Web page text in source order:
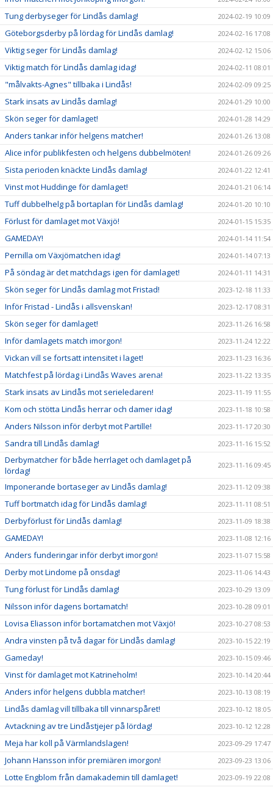
Tung derbyseger för Lindås damlag! 2024-02-19 10:09
Göteborgsderby på lördag för Lindås damlag! 2024-02-16 17:08
Viktig seger för Lindås damlag! 2024-02-12 15:06
Viktig match för Lindås damlag idag! 2024-02-11 08:01
"målvakts-Agnes" tillbaka i Lindås! 2024-02-09 09:25
Stark insats av Lindås damlag! 2024-01-29 10:00
Skön seger för damlaget! 2024-01-28 14:29
Anders tankar inför helgens matcher! 2024-01-26 13:08
Alice inför publikfesten och helgens dubbelmöten! 2024-01-26 09:26
Sista perioden knäckte Lindås damlag! 2024-01-22 12:41
Vinst mot Huddinge för damlaget! 2024-01-21 06:14
Tuff dubbelhelg på bortaplan för Lindås damlag! 2024-01-20 10:10
Förlust för damlaget mot Växjö! 2024-01-15 15:35
GAMEDAY! 2024-01-14 11:54
Pernilla om Växjömatchen idag! 2024-01-14 07:13
På söndag är det matchdags igen för damlaget! 2024-01-11 14:31
Skön seger för Lindås damlag mot Fristad! 2023-12-18 11:33
Inför Fristad - Lindås i allsvenskan! 2023-12-17 08:31
Skön seger för damlaget! 2023-11-26 16:58
Inför damlagets match imorgon! 2023-11-24 12:22
Vickan vill se fortsatt intensitet i laget! 2023-11-23 16:36
Matchfest på lördag i Lindås Waves arena! 2023-11-22 13:35
Stark insats av Lindås mot serieledaren! 2023-11-19 11:55
Kom och stötta Lindås herrar och damer idag! 2023-11-18 10:58
Anders Nilsson inför derbyt mot Partille! 2023-11-17 20:30
Sandra till Lindås damlag! 2023-11-16 15:52
Derbymatcher för både herrlaget och damlaget på
lördag!
2023-11-16 09:45
Imponerande bortaseger av Lindås damlag! 2023-11-12 09:38
Tuff bortmatch idag för Lindås damlag! 2023-11-11 08:51
Derbyförlust för Lindås damlag! 2023-11-09 18:38
GAMEDAY! 2023-11-08 12:16
Anders funderingar inför derbyt imorgon! 2023-11-07 15:58
Derby mot Lindome på onsdag! 2023-11-06 14:43
Tung förlust för Lindås damlag! 2023-10-29 13:09
Nilsson inför dagens bortamatch! 2023-10-28 09:01
Lovisa Eliasson inför bortamatchen mot Växjö! 2023-10-27 08:53
Andra vinsten på två dagar för Lindås damlag! 2023-10-15 22:19
Gameday! 2023-10-15 09:46
Vinst för damlaget mot Katrineholm! 2023-10-14 20:44
Anders inför helgens dubbla matcher! 2023-10-13 08:19
Lindås damlag vill tillbaka till vinnarspåret! 2023-10-12 18:05
Avtackning av tre Lindåstjejer på lördag! 2023-10-12 12:28
Meja har koll på Värmlandslagen! 2023-09-29 17:47
Johann Hansson inför premiären imorgon! 2023-09-23 13:06
Lotte Engblom från damakademin till damlaget! 2023-09-19 22:08